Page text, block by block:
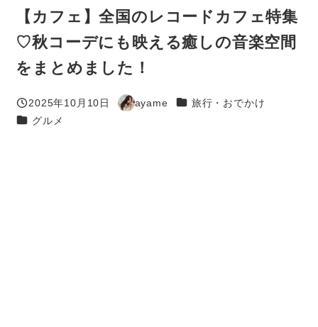
【カフェ】全国のレコードカフェ特集
♡秋コーデにも映える癒しの音楽空間
をまとめました！
投稿日
2025年10月10日
著
ayame カテゴリー
旅行・おでかけ
カテゴリー
グルメ